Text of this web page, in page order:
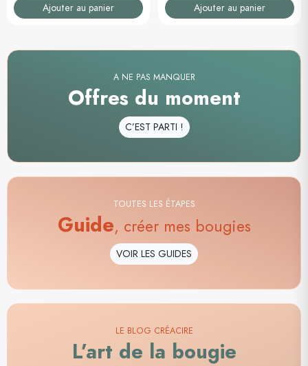
Ajouter au panier Ajouter au panier
A NE PAS MANQUER
Offres du moment
C’EST PARTI !
TOUTES LES ÉTAPES
Guide, créer mes bougies
VOIR LES GUIDES
LE BLOG CRÉACIRE
L’art de la bougie